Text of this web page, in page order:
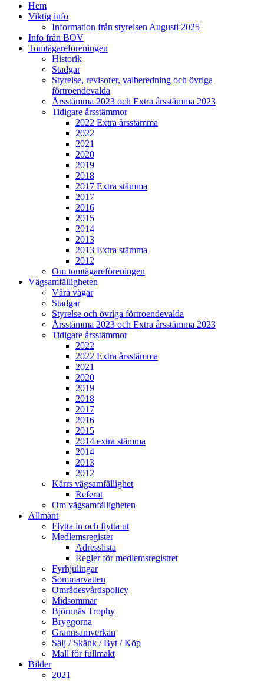
Hem
Viktig info
Information från styrelsen Augusti 2025
Info från BOV
Tomtägareföreningen
Historik
Stadgar
Styrelse, revisorer, valberedning och övriga
förtroendevalda
Årsstämma 2023 och Extra årsstämma 2023
Tidigare årsstämmor
2022 Extra årsstämma
2022
2021
2020
2019
2018
2017 Extra stämma
2017
2016
2015
2014
2013
2013 Extra stämma
2012
Om tomtägareföreningen
Vägsamfälligheten
Våra vägar
Stadgar
Styrelse och övriga förtroendevalda
Årsstämma 2023 och Extra årsstämma 2023
Tidigare årsstämmor
2022
2022 Extra årsstämma
2021
2020
2019
2018
2017
2016
2015
2014 extra stämma
2014
2013
2012
Kärrs vägsamfällighet
Referat
Om vägsamfälligheten
Allmänt
Flytta in och flytta ut
Medlemsregister
Adresslista
Regler för medlemsregistret
Fyrhjulingar
Sommarvatten
Områdesvårdspolicy
Midsommar
Björnnäs Trophy
Bryggorna
Grannsamverkan
Sälj / Skänk / Byt / Köp
Mall för fullmakt
Bilder
2021